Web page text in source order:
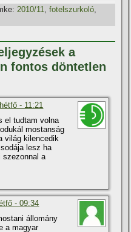
2010/11,fotelszurkoló,
a
fontos döntetlen
- 11:21
el tudtam volna
mostanság
világ kilencedik
lesz ha
szezonnal a
- 09:34
állomány
a magyar